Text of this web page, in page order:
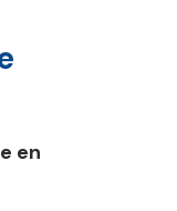
en